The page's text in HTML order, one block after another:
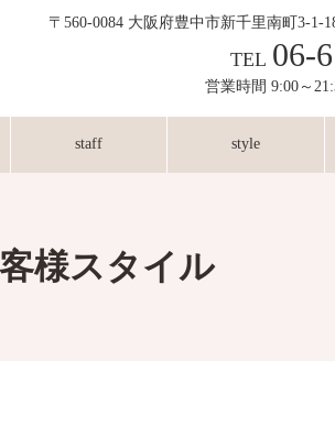
staff style
〒560-0084 大阪府豊中市新千里南町3-1-
TEL 06-
営業時間 9:00～
様スタイル